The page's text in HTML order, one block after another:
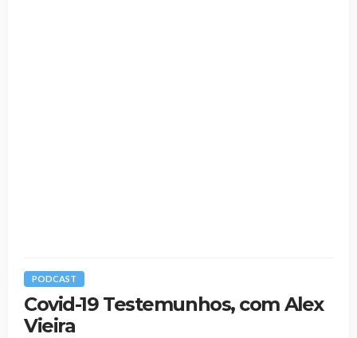
PODCAST
Covid-19 Testemunhos, com Alex
Vieira